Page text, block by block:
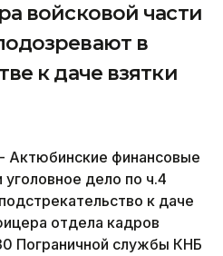
войсковой части
в
к даче взятки
финансовые
уголовное дело по ч.4
к даче
отдела кадров
Пограничной службы КНБ